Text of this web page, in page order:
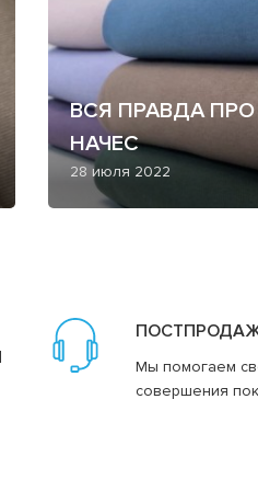
ВСЯ ПРАВДА
НАЧЕС
28 июля 2022
Мы помогаем
совершения